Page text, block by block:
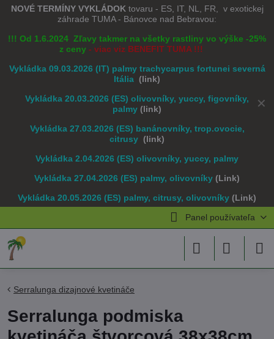
✕
NOVÉ TERMÍNY VYKLÁDOK tovaru - ES, IT, NL, FR, v exotickej
záhrade TUMA - Bánovce nad Bebravou:
!!! Od 1.6.2024 Zľavy takmer na všetky rastliny vo výške -25%
z ceny - viac viz BENEFIT TUMA !!!
Vykládka 09.03.2026 (IT) palmy trachycarpus fortunei severná
Itália (link)
Vykládka 20.03.2026 (ES) olivovníky, yuccy, figovníky,
palmy (link)
Vykládka 27.03.2026 (ES) banánovníky, trop.ovocie,
citrusy (link)
Vykládka 2.04.2026 (ES) olivovníky, yuccy, palmy
Vykládka 27.04.2026 (ES) palmy, olivovníky (Link)
Vykládka 20.05.2026 (ES) palmy, citrusy, olivovníky (Link)
Panel používateľa
Serralunga dizajnové kvetináče
Serralunga podmiska